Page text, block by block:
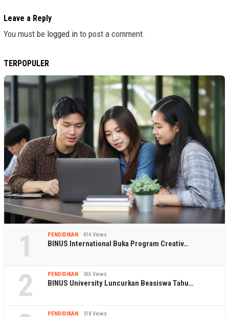
Leave a Reply
You must be logged in to post a comment.
TERPOPULER
1 PENDIDIKAN 414 Views
BINUS International Buka Program Creativ…
2 PENDIDIKAN 365 Views
BINUS University Luncurkan Beasiswa Tahu…
PENDIDIKAN 318 Views